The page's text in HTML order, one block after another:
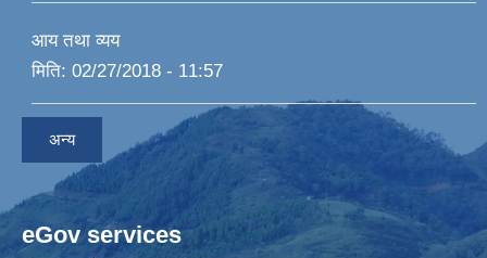
आय तथा व्यय
मिति: 02/27/2018 - 11:57
अन्य
eGov services